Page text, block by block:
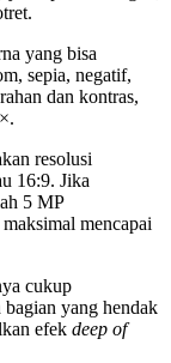
yang bisa
sepia, negatif,
dan kontras,
resolusi
16:9. Jika
5 MP
mencapai
cukup
yang hendak
efek deep of